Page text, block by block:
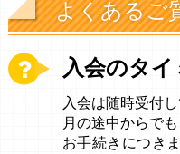
よくあるご
入会のタイ
入会は随時受付し
月の途中からで
お手続きにつき